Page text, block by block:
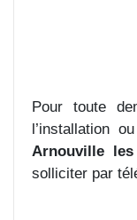
Pour toute
l’installation
Arnouville les
solliciter par